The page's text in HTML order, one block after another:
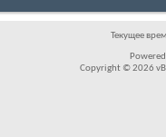
Текущее
Copyright © 2026